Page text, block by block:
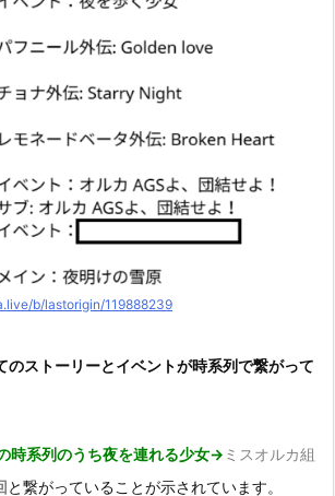
b/lastorigin/119888239
のストーリーとイベントが時系列で繋がって
時系列のうち夜を連れる少女→ ミスオルカ組
と繋がっていることが示されています。